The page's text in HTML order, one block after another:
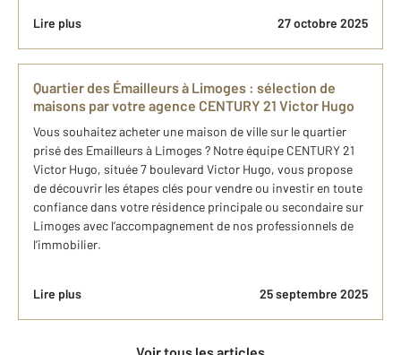
Lire plus 27 octobre 2025
Quartier des Émailleurs à Limoges : sélection de
maisons par votre agence CENTURY 21 Victor Hugo
Vous souhaitez acheter une maison de ville sur le quartier
prisé des Emailleurs à Limoges ? Notre équipe CENTURY 21
Victor Hugo, située 7 boulevard Victor Hugo, vous propose
de découvrir les étapes clés pour vendre ou investir en toute
confiance dans votre résidence principale ou secondaire sur
Limoges avec l’accompagnement de nos professionnels de
l’immobilier.
Lire plus 25 septembre 2025